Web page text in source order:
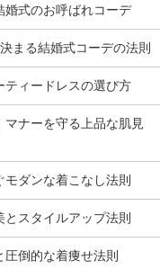
婚式のお呼ばれコーデ
まる結婚式コーデの法則
ティードレスの選び方
ナーを守る上品な肌見
ダンな着こなし法則
スタイルアップ法則
倒的な着痩せ法則